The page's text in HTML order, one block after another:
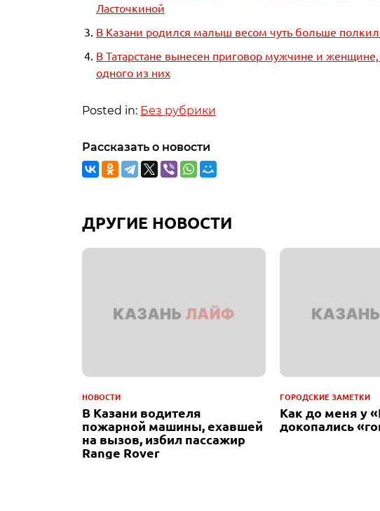
Ласточкиной
В Казани родился малыш весом чуть больше
В Татарстане вынесен приговор мужчине и
одного из них
Posted in: Без рубрики
Рассказать о новости
ДРУГИЕ НОВОСТИ
НОВОСТИ
В Казани водителя
пожарной машины, ехавшей
на вызов, избил пассажир
Range Rover
ГОРОДСКИЕ ЗАМЕТКИ
Как до меня у
докопались